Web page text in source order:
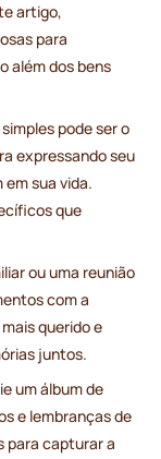
artigo,
para
além dos bens
pode ser o
expressando seu
sua vida.
que
ou uma reunião
com a
querido e
juntos.
um álbum de
e lembranças de
para capturar a